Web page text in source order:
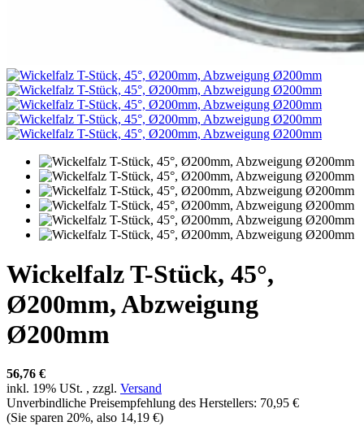
Wickelfalz T-Stück, 45°,
Ø200mm, Abzweigung
Ø200mm
56,76 €
inkl. 19% USt. , zzgl. Versand
Unverbindliche Preisempfehlung des Herstellers: 70,95 €
(Sie sparen 20%, also 14,19 €)